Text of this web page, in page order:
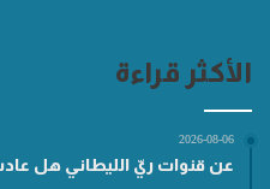
الأكثر قراءة
2026-08-06
عن قنوات ريّ الليطاني هل عادت